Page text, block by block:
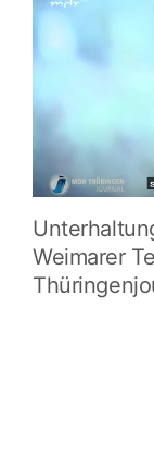
Weimarer